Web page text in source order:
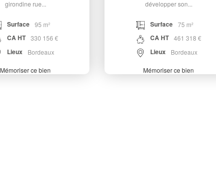
girondine rue...
Surface 95 m²
CA HT 330 156 €
Lieux Bordeaux
Mémoriser ce bien
développer son...
Surface 75 m²
CA HT 461 318 €
Lieux Bordeaux
Mémoriser ce bien